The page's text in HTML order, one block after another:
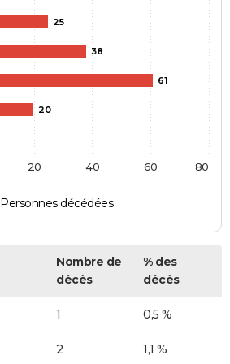
25
38
61
20
Personnes décédées
20 40 60 80
Nombre de
décès
% des
décès
1 0,5 %
2 1,1 %